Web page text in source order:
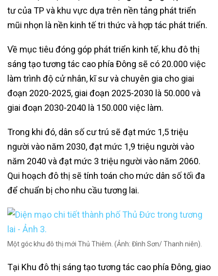
tư của TP và khu vực dựa trên nền tảng phát triển
mũi nhọn là nền kinh tế tri thức và hợp tác phát triển.
Về mục tiêu đóng góp phát triển kinh tế, khu đô thị
sáng tạo tương tác cao phía Đông sẽ có 20.000 việc
làm trình độ cử nhân, kĩ sư và chuyên gia cho giai
đoạn 2020-2025, giai đoạn 2025-2030 là 50.000 và
giai đoạn 2030-2040 là 150.000 việc làm.
Trong khi đó, dân số cư trú sẽ đạt mức 1,5 triệu
người vào năm 2030, đạt mức 1,9 triệu người vào
năm 2040 và đạt mức 3 triệu người vào năm 2060.
Qui hoạch đô thị sẽ tính toán cho mức dân số tối đa
để chuẩn bị cho nhu cầu tương lai.
Một góc khu đô thị mới Thủ Thiêm. (Ảnh: Đình Sơn/ Thanh niên).
Tại Khu đô thị sáng tạo tương tác cao phía Đông, giao